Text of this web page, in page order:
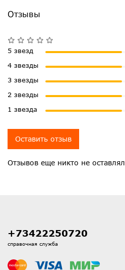
Отзывы
Отзывов еще никто не оставлял
5 звезд
4 звезды
3 звезды
2 звезды
1 звезда
Оставить отзыв
+73422250720
справочная служба